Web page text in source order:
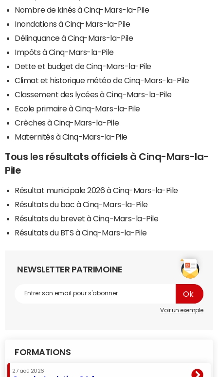
Nombre de kinés à Cinq-Mars-la-Pile
Inondations à Cinq-Mars-la-Pile
Délinquance à Cinq-Mars-la-Pile
Impôts à Cinq-Mars-la-Pile
Dette et budget de Cinq-Mars-la-Pile
Climat et historique météo de Cinq-Mars-la-Pile
Classement des lycées à Cinq-Mars-la-Pile
Ecole primaire à Cinq-Mars-la-Pile
Crèches à Cinq-Mars-la-Pile
Maternités à Cinq-Mars-la-Pile
Tous les résultats officiels à Cinq-Mars-la-
Pile
Résultat municipale 2026 à Cinq-Mars-la-Pile
Résultats du bac à Cinq-Mars-la-Pile
Résultats du brevet à Cinq-Mars-la-Pile
Résultats du BTS à Cinq-Mars-la-Pile
NEWSLETTER PATRIMOINE
Voir un exemple
FORMATIONS
27 aoû 2026